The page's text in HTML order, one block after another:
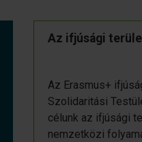
Az ifjúsági
Az Erasmus+
Szolidaritási
célunk az ifjúsági
nemzetközi